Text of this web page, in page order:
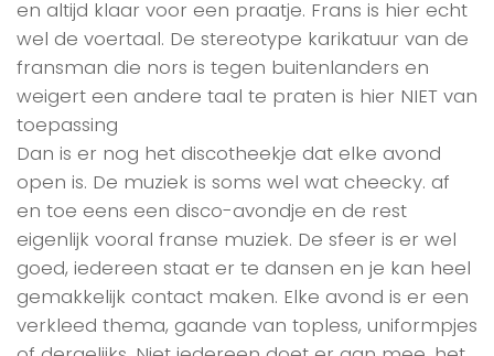
en altijd klaar voor een praatje. Frans is hier echt
wel de voertaal. De stereotype karikatuur van de
fransman die nors is tegen buitenlanders en
weigert een andere taal te praten is hier NIET van
toepassing
Dan is er nog het discotheekje dat elke avond
open is. De muziek is soms wel wat cheecky. af
en toe eens een disco-avondje en de rest
eigenlijk vooral franse muziek. De sfeer is er wel
goed, iedereen staat er te dansen en je kan heel
gemakkelijk contact maken. Elke avond is er een
verkleed thema, gaande van topless, uniformpjes